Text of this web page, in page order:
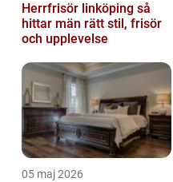
Herrfrisör linköping så
hittar män rätt stil, frisör
och upplevelse
05 maj 2026